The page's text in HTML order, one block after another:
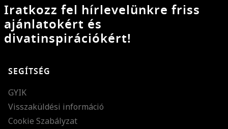
Iratkozz fel hírlevelünkre friss
ajánlatokért és
divatinspirációkért!
SEGÍTSÉG
GYIK
Visszaküldési információ
Cookie Szabályzat